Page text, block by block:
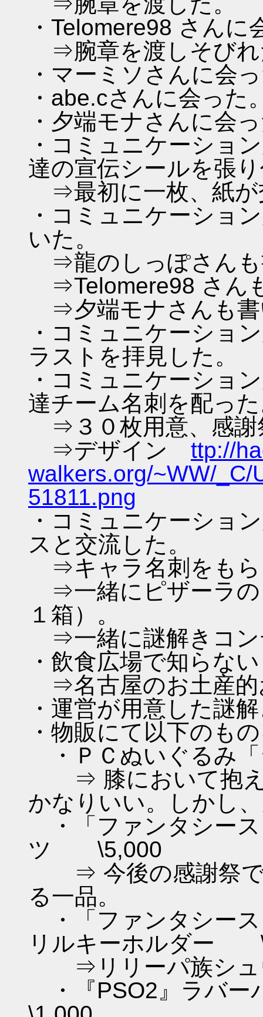
・Telomere98 さんに
⇒腕章を渡しそびれ
・マーミソさんに会
・abe.cさんに会った
・夕端モナさんに会
・コミュニケーショ
達の宣伝シールを張
⇒最初に一枚、紙が
・コミュニケーショ
いた。
⇒龍のしっぽさんも
⇒Telomere98 さん
⇒夕端モナさんも書
・コミュニケーショ
ラストを拝見した。
・コミュニケーショ
達チーム名刺を配っ
⇒３０枚用意、感謝
⇒デザイン ttp://
walkers.org/~WW/_C/
51811.png
・コミュニケーショ
スと交流した。
⇒キャラ名刺をもら
⇒一緒にピザーラの
１箱）。
⇒一緒に謎解きコン
・飲食広場で知らな
⇒名古屋のお土産的
・運営が用意した謎
・物販にて以下のも
・ＰＣぬいぐるみ
⇒ 膝において抱え
かなりいい。しかし
・「ファンタシー
ツ \5,000
⇒ 今後の感謝祭で
る一品。
・「ファンタシー
リルキーホルダー
⇒リリーパ族シュ
・『PSO2』ラバ